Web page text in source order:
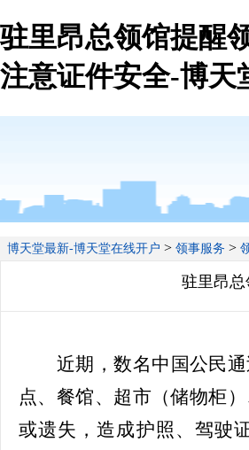
驻里昂总领馆提醒
注意证件安全-博天
博天堂最新-博天堂在线开户 > 领事服务 >
驻里昂
近期，数名中国公民
点、餐馆、超市（储物柜
或遗失，造成护照、驾驶